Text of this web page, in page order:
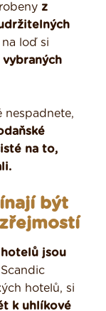
z
loď si
nespadnete,
na to,
být
jsou
Scandic
hotelů, si
k uhlíkové